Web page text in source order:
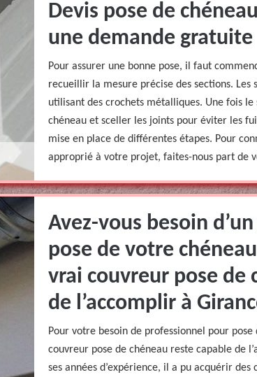
Devis pose de
une demande gratuite
Pour assurer une bonne pose, il faut
recueillir la mesure précise des sections.
utilisant des crochets métalliques. Une fois
chéneau et sceller les joints pour éviter les
mise en place de différentes étapes. Pour
approprié à votre projet, faites-nous part de
Avez-vous besoin
pose de votre
vrai couvreur pose de
de l’accomplir à
Pour votre besoin de professionnel pour
couvreur pose de chéneau reste capable de
ses années d’expérience, il a pu acquérir